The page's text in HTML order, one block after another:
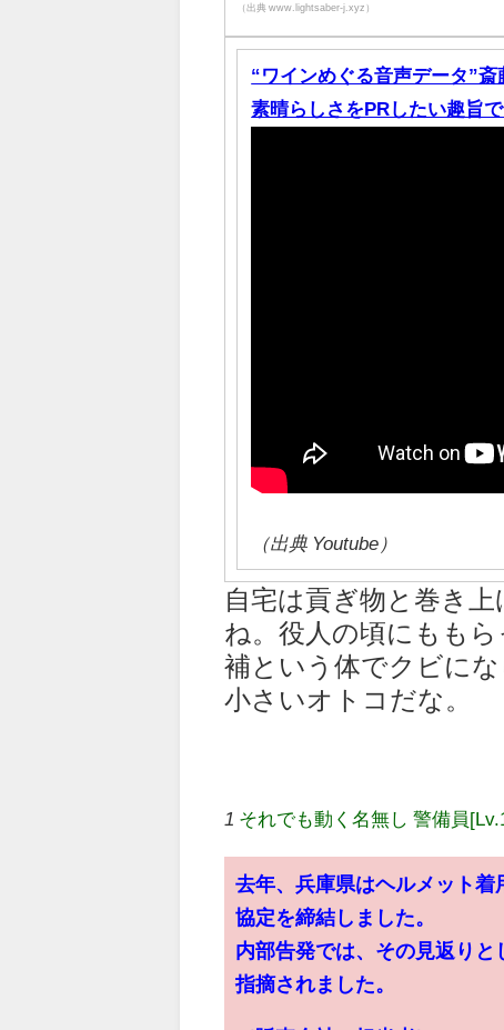
（出典 www.lightsaber-j.xyz）
“ワインめぐる音声データ”
素晴らしさをPRしたい趣旨
（出典 Youtube）
自宅は貢ぎ物と巻き
ね。役人の頃にもも
補という体でクビに
小さいオトコだな。
1 それでも動く名無し 警備員
去年、兵庫県はヘルメット
協定を締結しました。
内部告発では、その見返り
指摘されました。